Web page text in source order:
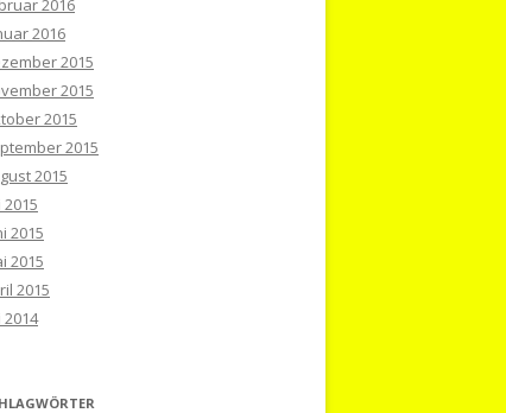
2016
2016
2015
2015
2015
2015
2015
2015
2015
2015
2015
2014